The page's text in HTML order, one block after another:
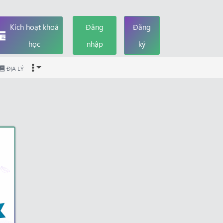
Kích hoạt khoá
học
Đăng
nhập
Đăng
ký
ĐỊA LÝ